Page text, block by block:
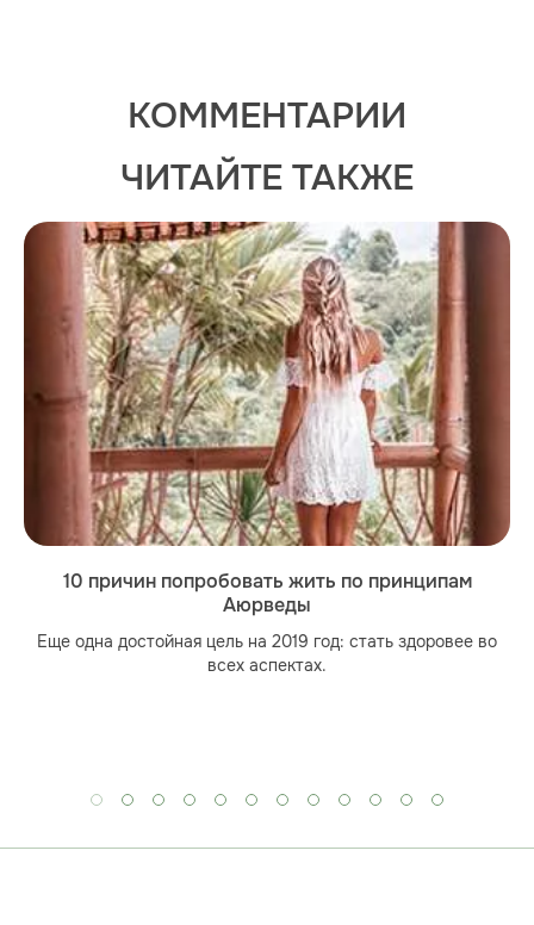
КОММЕНТАРИИ
ЧИТАЙТЕ ТАКЖЕ
10 причин попробовать жить по принципам
Аюрведы
Еще одна достойная цель на 2019 год: стать здоровее во
всех аспектах.